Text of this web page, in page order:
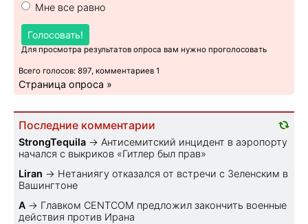
Мне все равно
Голосовать!
Для просмотра результатов опроса вам нужно проголосовать
Всего голосов: 897, комментариев 1
Страница опроса »
Последние комментарии
StrongTequila → Антисемитский инцидент в аэропорту
начался с выкриков «Гитлер был прав»
Liran → Нетаниягу отказался от встречи с Зеленским в
Вашингтоне
A → Главком CENTCOM предложил закончить военные
действия против Ирана